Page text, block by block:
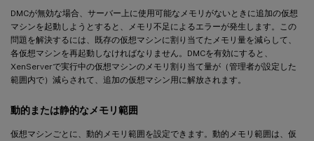
DMCが無効な場合、サーバー上に使用可能なメモリがないときに追加の仮想
マシンを起動しようとすると、メモリ不足によるエラーが発生します。この
問題を解決するには、既存の仮想マシンに割り当てたメモリ量を減らして、
各仮想マシンを再起動しなければなりません。DMCを有効にすると、
XenServerで実行中の仮想マシンのメモリ割り当て量が（管理者が設定した
範囲内で）減らされて、追加の仮想マシン用に解放されます。
動的または静的なメモリ範囲
仮想マシンごとに、動的メモリ範囲を設定できます。動的メモリ範囲は、仮